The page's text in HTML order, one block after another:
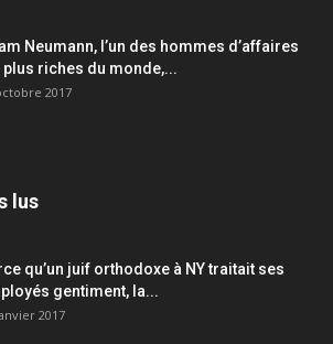
Neumann, l’un des hommes d’affaires
plus riches du monde,...
2017
lus
qu’un juif orthodoxe à NY traitait ses
gentiment, la...
2017